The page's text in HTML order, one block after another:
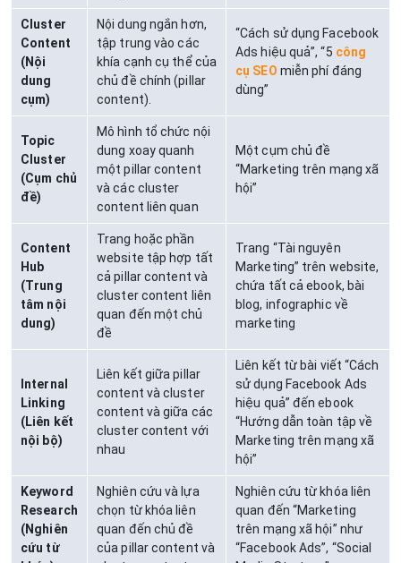
Cluster
Content
(Nội
dung
cụm)
Nội dung ngắn hơn,
tập trung vào các
khía cạnh cụ thể của
chủ đề chính (pillar
content).
“Cách sử dụng Facebook
Ads hiệu quả”, “5 công
cụ SEO miễn phí đáng
dùng”
Topic
Cluster
(Cụm chủ
đề)
Mô hình tổ chức nội
dung xoay quanh
một pillar content
và các cluster
content liên quan
Một cụm chủ đề
“Marketing trên mạng xã
hội”
Content
Hub
(Trung
tâm nội
dung)
Trang hoặc phần
website tập hợp tất
cả pillar content và
cluster content liên
quan đến một chủ
đề
Trang “Tài nguyên
Marketing” trên website,
chứa tất cả ebook, bài
blog, infographic về
marketing
Internal
Linking
(Liên kết
nội bộ)
Liên kết giữa pillar
content và cluster
content và giữa các
cluster content với
nhau
Liên kết từ bài viết “Cách
sử dụng Facebook Ads
hiệu quả” đến ebook
“Hướng dẫn toàn tập về
Marketing trên mạng xã
hội”
Keyword
Research
(Nghiên
cứu từ
Nghiên cứu và lựa
chọn từ khóa liên
quan đến chủ đề
của pillar content và
Nghiên cứu từ khóa liên
quan đến “Marketing
trên mạng xã hội” như
“Facebook Ads”, “Social